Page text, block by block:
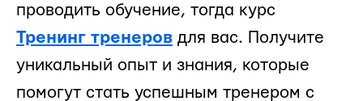
проводить обучение, тогда курс
Тренинг тренеров для вас. Получите
уникальный опыт и знания, которые
помогут стать успешным тренером с